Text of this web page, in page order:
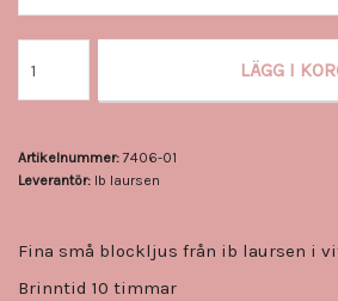
LÄGG I
Artikelnummer: 7406-01
Leverantör: Ib laursen
Fina små blockljus från ib laursen i
Brinntid 10 timmar